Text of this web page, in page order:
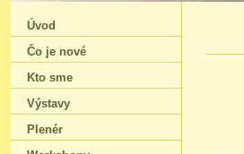
Úvod
Čo je nové
Kto sme
Výstavy
Plenér